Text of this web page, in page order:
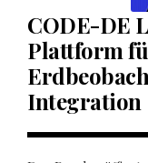
CODE-DE
Plattform
Integration